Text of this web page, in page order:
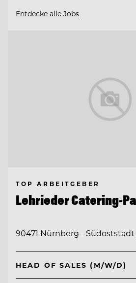
Entdecke alle Jobs
TOP ARBEITGEBER
Lehrieder Catering-
90471 Nürnberg -
HEAD OF SALES (M/W/D)